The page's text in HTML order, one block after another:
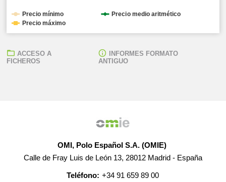
Precio mínimo
Precio medio aritmético
Precio máximo
ACCESO A
FICHEROS
INFORMES FORMATO
ANTIGUO
OMI, Polo Español S.A. (OMIE)
Calle de Fray Luis de León 13, 28012 Madrid - España
Teléfono: +34 91 659 89 00